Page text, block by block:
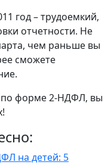
год – трудоемкий,
отчетности. Не
чем раньше вы
сможете
по форме 2-НДФЛ, вы
на детей: 5